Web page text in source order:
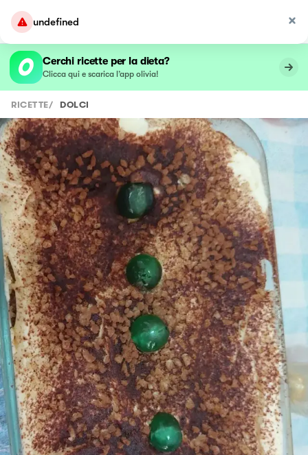
undefined
Cerchi ricette per la dieta?
Clicca qui e scarica l’app olivia!
RICETTE/ DOLCI